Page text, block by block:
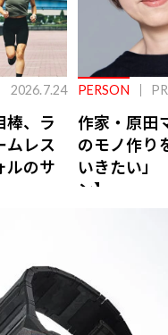
2026.7.24
棒、ラ
ムレス
ルのサ
PERSON PR
作家・原田
のモノ作り
いきたい」
ン】